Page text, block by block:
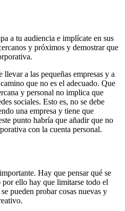
a tu audiencia e implícate en sus
y próximos y demostrar que
llevar a las pequeñas empresas y a
que no es el adecuado. Que
y personal no implica que
sociales. Esto es, no se debe
una empresa y tiene que
punto habría que añadir que no
con la cuenta personal.
Hay que pensar qué se
ello hay que limitarse todo el
pueden probar cosas nuevas y